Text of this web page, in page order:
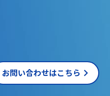
お問い合わせはこちら